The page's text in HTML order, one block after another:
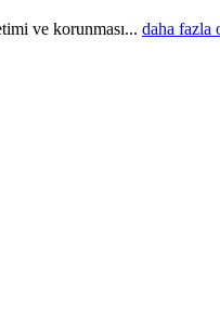
ve korunması... daha fazla